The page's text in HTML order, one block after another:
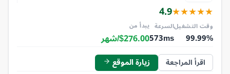
★
★
★
★
★
4.9
وقت التشغيل
99.99%
السرعة
573ms
يبدأ من
$276.00/شهر
اقرأ المراجعة زيارة الموقع